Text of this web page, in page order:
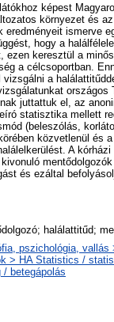
képest
környezet és
eredményeit ismerve
hogy a
keresztül a
a célcsoportban.
a
országos
juttattuk el, az
statisztika mellett
(beleszólás,
közvetlenül és
A kórházi
és ezáltal
halálattitűd;
pszichológia,
> HA Statistics /
/ betegápolás